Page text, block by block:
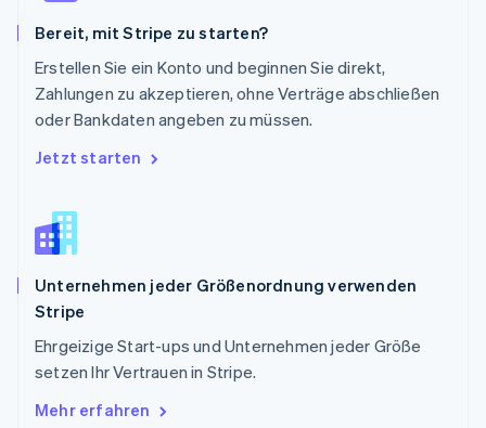
Bereit, mit Stripe zu starten?
Erstellen Sie ein Konto und beginnen Sie direkt,
Zahlungen zu akzeptieren, ohne Verträge abschließen
oder Bankdaten angeben zu müssen.
Jetzt starten
Unternehmen jeder Größenordnung verwenden
Stripe
Ehrgeizige Start-ups und Unternehmen jeder Größe
setzen Ihr Vertrauen in Stripe.
Mehr erfahren
Deutsch FrançaisItalianoEnglish
Singapur
Slowakei
English
Slowenien
China
English
EspañolEnglish
Thailand
Tschechische Republik
English
English